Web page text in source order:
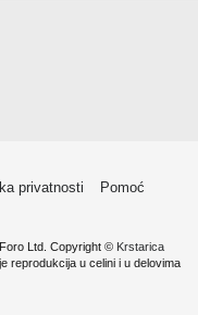
privatnosti
Pomoć
Ltd. Copyright © Krstarica
reprodukcija u celini i u delovima